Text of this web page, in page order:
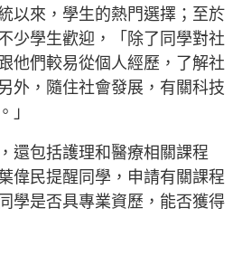
以來，學生的熱門選擇；至於
少學生歡迎，「除了同學對社
他們較易從個人經歷，了解社
外，隨住社會發展，有關科技
」
還包括護理和醫療相關課程
偉民提醒同學，申請有關課程
學是否具專業資歷，能否獲得